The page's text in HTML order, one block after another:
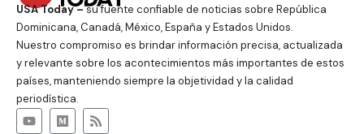
USA Today –su fuente confiable de noticias sobre República
Dominicana, Canadá, México, España y Estados Unidos.
Nuestro compromiso es brindar información precisa, actualizada
y relevante sobre los acontecimientos más importantes de estos
países, manteniendo siempre la objetividad y la calidad
periodística.